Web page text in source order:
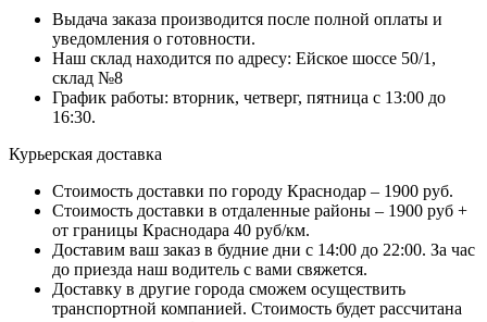
Выдача заказа производится после полной оплаты и
уведомления о готовности.
Наш склад находится по адресу: Ейское шоссе 50/1,
склад №8
График работы: вторник, четверг, пятница с 13:00 до
16:30.
Курьерская доставка
Стоимость доставки по городу Краснодар – 1900 руб.
Стоимость доставки в отдаленные районы – 1900 руб +
от границы Краснодара 40 руб/км.
Доставим ваш заказ в будние дни с 14:00 до 22:00. За час
до приезда наш водитель с вами свяжется.
Доставку в другие города сможем осуществить
транспортной компанией. Стоимость будет рассчитана